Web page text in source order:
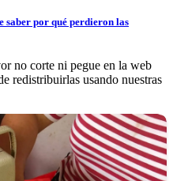
saber por qué perdieron las
no corte ni pegue en la web
redistribuirlas usando nuestras